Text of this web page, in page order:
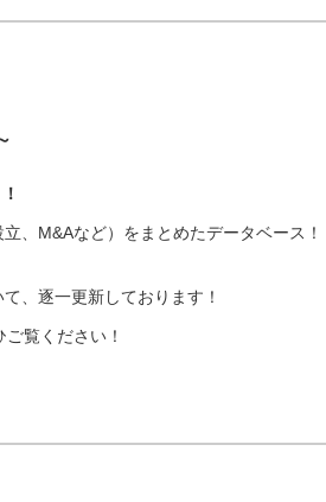
、M&Aなど）をまとめたデータベース！
、逐一更新しております！
覧ください！